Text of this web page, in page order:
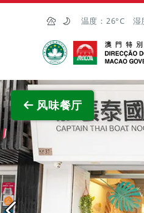
跳至主内容
温度： 26°C 湿
澳门特别行政区政
风味餐厅